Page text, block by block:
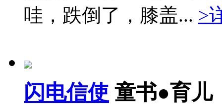
哇，跌倒了，膝盖... >
闪电信使 童书●育儿